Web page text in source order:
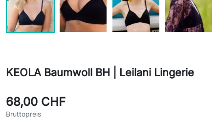
KEOLA Baumwoll BH | Leilani Lingerie
68,00 CHF
Bruttopreis